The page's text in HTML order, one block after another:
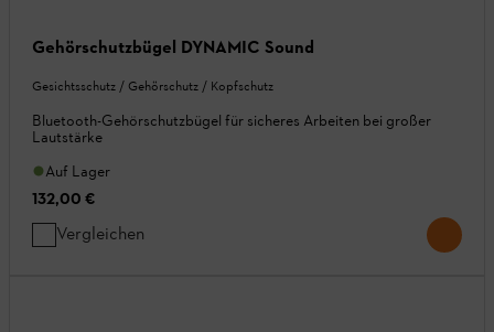
Gehörschutzbügel DYNAMIC Sound
Gesichtsschutz / Gehörschutz / Kopfschutz
Bluetooth-Gehörschutzbügel für sicheres Arbeiten bei großer
Lautstärke
Auf Lager
132,00 €
Vergleichen